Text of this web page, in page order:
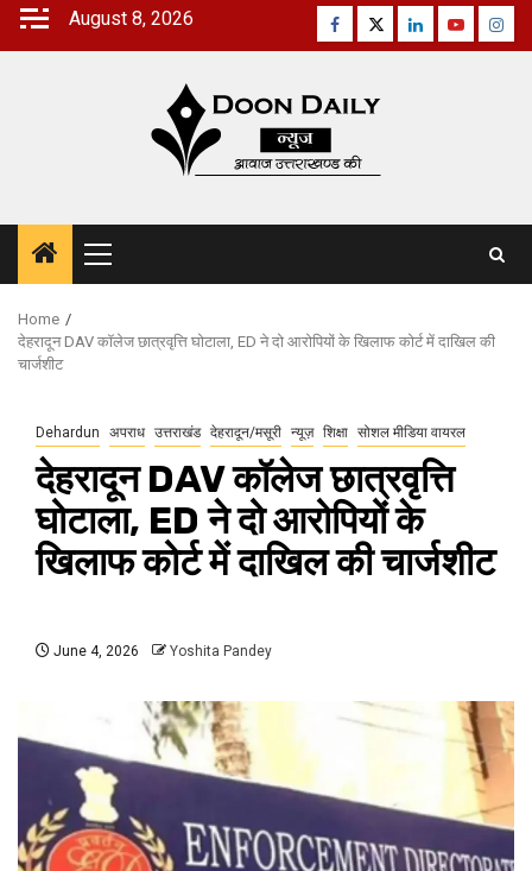
Skip
August 8, 2026 Facebook
TwitterLinkedinYoutube
Primary
Menu
Home
देहरादून DAV कॉलेज छात्रवृत्ति घोटाला, ED ने दो आरोपियों के खिलाफ कोर्ट में दाखिल की
चार्जशीट
Dehardun अपराध उत्तराखंड देहरादून/मसूरी न्यूज़ शिक्षा सोशल मीडिया वायरल
देहरादून DAV कॉलेज छात्रवृत्ति
घोटाला, ED ने दो आरोपियों के
खिलाफ कोर्ट में दाखिल की चार्जशीट
June 4, 2026 Yoshita Pandey